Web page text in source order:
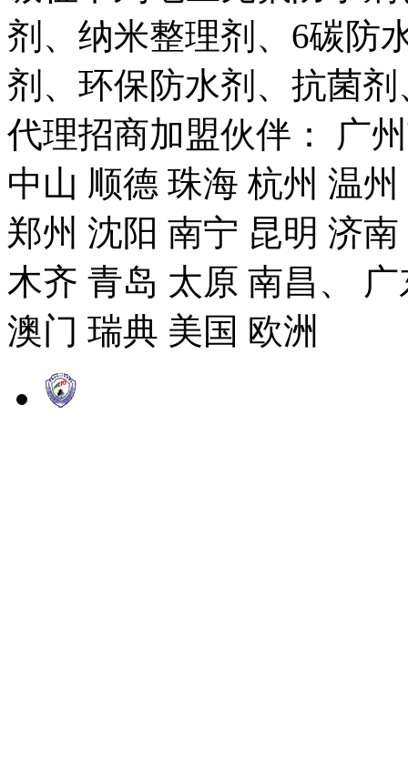
剂、纳米整理剂、6碳防
剂、环保防水剂、抗菌
代理招商加盟伙伴： 广
中山 顺德 珠海 杭州 温
郑州 沈阳 南宁 昆明 济
木齐 青岛 太原 南昌、
澳门 瑞典 美国 欧洲